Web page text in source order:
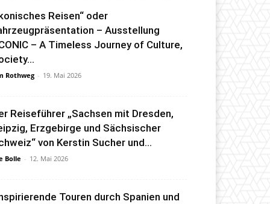
Reisen“ oder
– Ausstellung
– A Timeless Journey of Culture,
Rothweg - 19. Mai 2026
Reiseführer „Sachsen mit Dresden,
Erzgebirge und Sächsischer
von Kerstin Sucher und...
Bolle - 12. Mai 2026
Touren durch Spanien und